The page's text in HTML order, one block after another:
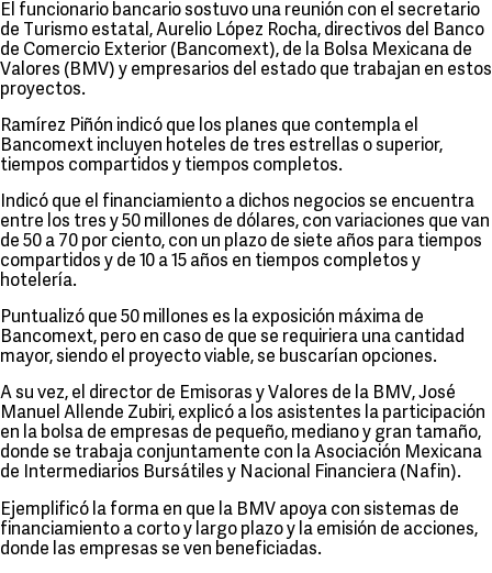
El funcionario bancario sostuvo una reunión con el secretario
de Turismo estatal, Aurelio López Rocha, directivos del Banco
de Comercio Exterior (Bancomext), de la Bolsa Mexicana de
Valores (BMV) y empresarios del estado que trabajan en estos
proyectos.
Ramírez Piñón indicó que los planes que contempla el
Bancomext incluyen hoteles de tres estrellas o superior,
tiempos compartidos y tiempos completos.
Indicó que el financiamiento a dichos negocios se encuentra
entre los tres y 50 millones de dólares, con variaciones que van
de 50 a 70 por ciento, con un plazo de siete años para tiempos
compartidos y de 10 a 15 años en tiempos completos y
hotelería.
Puntualizó que 50 millones es la exposición máxima de
Bancomext, pero en caso de que se requiriera una cantidad
mayor, siendo el proyecto viable, se buscarían opciones.
A su vez, el director de Emisoras y Valores de la BMV, José
Manuel Allende Zubiri, explicó a los asistentes la participación
en la bolsa de empresas de pequeño, mediano y gran tamaño,
donde se trabaja conjuntamente con la Asociación Mexicana
de Intermediarios Bursátiles y Nacional Financiera (Nafin).
Ejemplificó la forma en que la BMV apoya con sistemas de
financiamiento a corto y largo plazo y la emisión de acciones,
donde las empresas se ven beneficiadas.